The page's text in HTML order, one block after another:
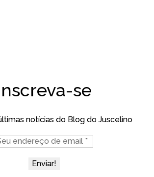
se
notícias do Blog do Juscelino